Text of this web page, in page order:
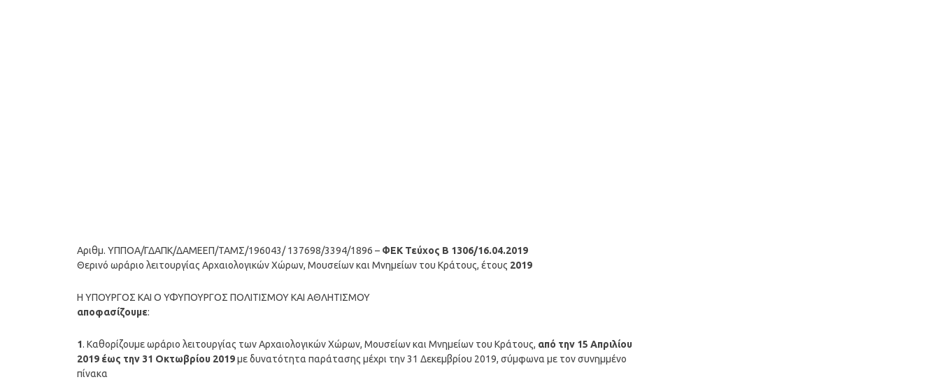
Αριθμ. ΥΠΠΟΑ/ΓΔΑΠΚ/ΔΑΜΕΕΠ/ΤΑΜΣ/196043/ 137698/3394/1896 – ΦΕΚ Τεύχος Β 1306/16.04.2019
Θερινό ωράριο λειτουργίας Αρχαιολογικών Χώρων, Μουσείων και Μνημείων του Κράτους, έτους 2019
Η ΥΠΟΥΡΓΟΣ ΚΑΙ Ο ΥΦΥΠΟΥΡΓΟΣ ΠΟΛΙΤΙΣΜΟΥ ΚΑΙ ΑΘΛΗΤΙΣΜΟΥ
αποφασίζουμε:
1. Καθορίζουμε ωράριο λειτουργίας των Αρχαιολογικών Χώρων, Μουσείων και Μνημείων του Κράτους, από την 15 Απριλίου
2019 έως την 31 Οκτωβρίου 2019με δυνατότητα παράτασης μέχρι την 31 Δεκεμβρίου 2019, σύμφωνα με τον συνημμένο
πίνακα